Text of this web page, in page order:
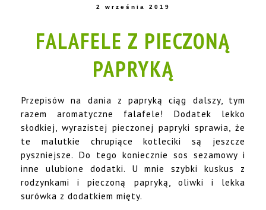
2 września 2019
FALAFELE Z PIECZONĄ
PAPRYKĄ
Przepisów na dania z papryką ciąg dalszy, tym
razem aromatyczne falafele! Dodatek lekko
słodkiej, wyrazistej pieczonej papryki sprawia, że
te malutkie chrupiące kotleciki są jeszcze
pyszniejsze. Do tego koniecznie sos sezamowy i
inne ulubione dodatki. U mnie szybki kuskus z
rodzynkami i pieczoną papryką, oliwki i lekka
surówka z dodatkiem mięty.